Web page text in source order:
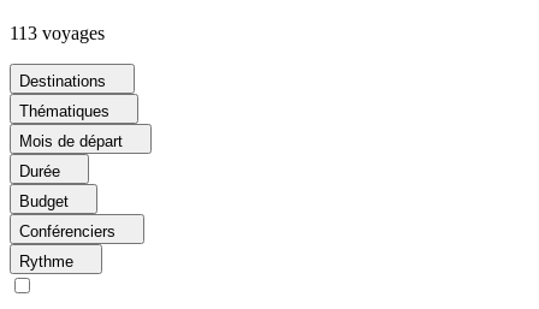
113 voyages
Destinations
Thématiques
Mois de départ
Durée
Budget
Conférenciers
Rythme